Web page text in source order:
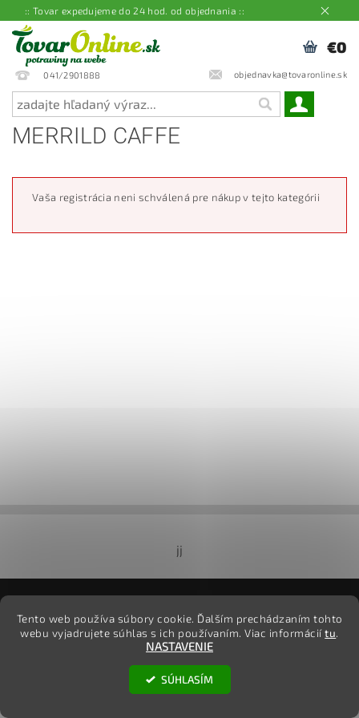
:: Tovar expedujeme do 24 hod. od objednania ::
041/2901888 objednavka@tovaronline.sk
€0
MERRILD CAFFE
Vaša registrácia neni schválená pre nákup v tejto kategórii
jj
Vytvoril Shoptet
Tento web používa súbory cookie. Ďalším prechádzaním tohto
webu vyjadrujete súhlas s ich používaním. Viac informáciítu.
NASTAVENIE
SÚHLASÍM